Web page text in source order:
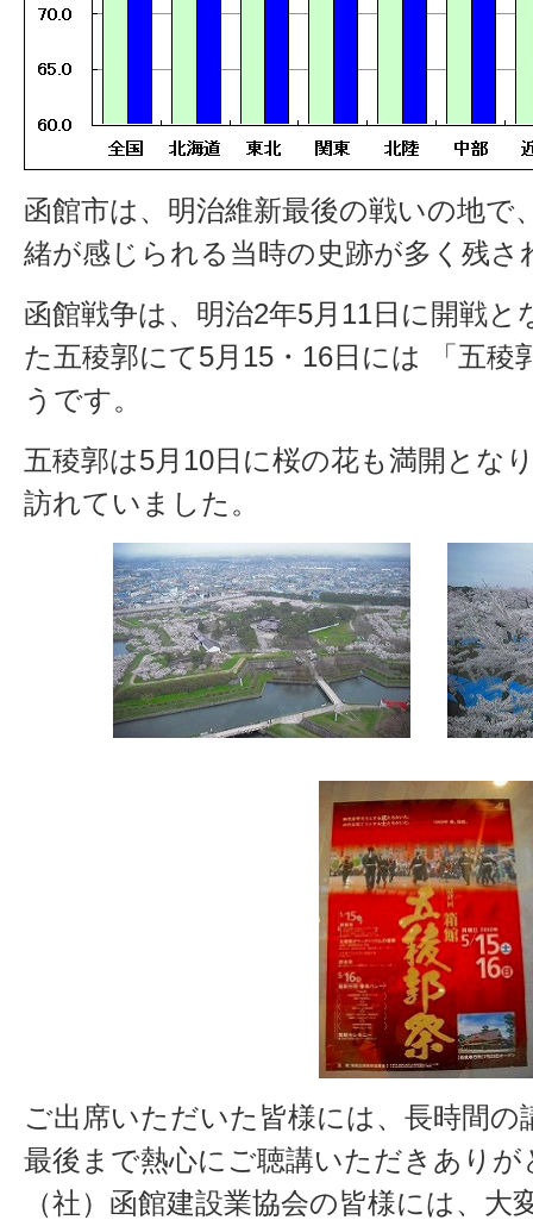
函館市は、明治維新最後の戦いの地で
緒が感じられる当時の史跡が多く残さ
函館戦争は、明治2年5月11日に開戦
た五稜郭にて5月15・16日には 「五稜
うです。
五稜郭は5月10日に桜の花も満開とな
訪れていました。
ご出席いただいた皆様には、長時間
最後まで熱心にご聴講いただきあり
（社）函館建設業協会の皆様には、